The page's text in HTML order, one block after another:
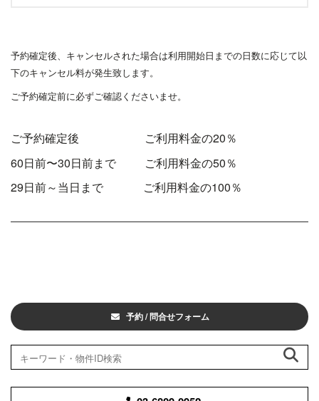
予約確定後、キャンセルされた場合は利用開始日までの日数に応じて以
下のキャンセル料が発生致します。
ご予約確定前に必ずご確認くださいませ。
ご予約確定後 ご利用料金の20％
60日前〜30日前まで ご利用料金の50％
29日前～当日まで ご利用料金の100％
予約 / 問合せフォーム